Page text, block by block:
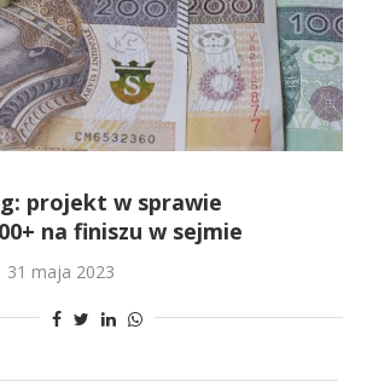
projekt w sprawie
na finiszu w sejmie
31 maja 2023